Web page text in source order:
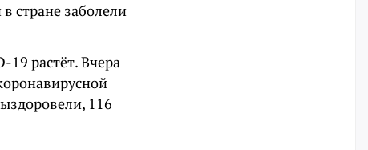
стране заболели
19 растёт. Вчера
116